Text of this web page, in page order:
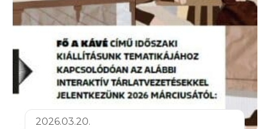
2026.03.20.